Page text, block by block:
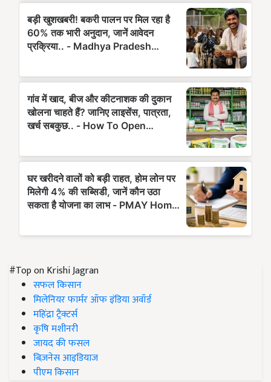
#Top on Krishi Jagran
सफल किसान
मिलेनियर फार्मर ऑफ इंडिया अवॉर्ड
महिंद्रा ट्रैक्टर्स
कृषि मशीनरी
जायद की फसल
बिज़नेस आइडियाज
पीएम किसान